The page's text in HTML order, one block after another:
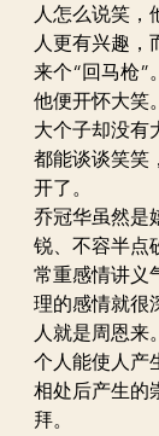
人怎么说笑，
人更有兴趣，
来个“回马枪”
他便开怀大笑
大个子却没有
都能谈谈笑笑
开了。
乔冠华虽然是
锐、不容半点
常重感情讲义
理的感情就很
人就是周恩来
个人能使人产
相处后产生的
拜。